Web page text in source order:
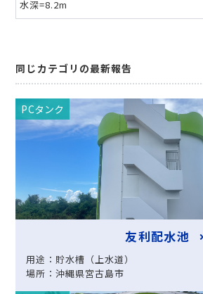
水深=8.2m
同じカテゴリの最新報告
PCタンク
友利配水池
用途：貯水槽（上水道）
場所：沖縄県宮古島市